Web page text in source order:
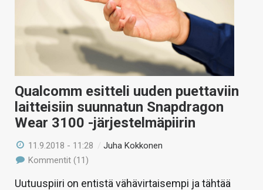
Qualcomm esitteli uuden puettaviin
laitteisiin suunnatun Snapdragon
Wear 3100 -järjestelmäpiirin
11.9.2018 - 11:28 /Juha Kokkonen
Kommentit (11)
Uutuuspiiri on entistä vähävirtaisempi ja tähtää